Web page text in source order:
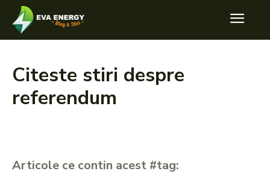
Citeste stiri despre
referendum
Articole ce contin acest #tag: